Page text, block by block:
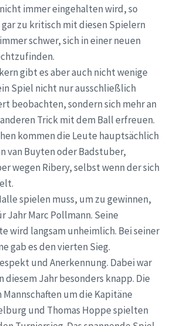
immer eingehalten wird, so
zu kritisch mit diesen Spielern
schwer, sich in einer neuen
gibt es aber auch nicht wenige
Spiel nicht nur ausschließlich
beobachten, sondern sich mehr an
Trick mit dem Ball erfreuen.
kommen die Leute hauptsächlich
van Buyten oder Badstuber,
wegen Ribery, selbst wenn der sich
spielen muss, um zu gewinnen,
Jahr Marc Pollmann. Seine
wird langsam unheimlich. Bei seiner
gab es den vierten Sieg.
und Anerkennung. Dabei war
diesem Jahr besonders knapp. Die
um die Kapitäne
und Thomas Hoppe spielten